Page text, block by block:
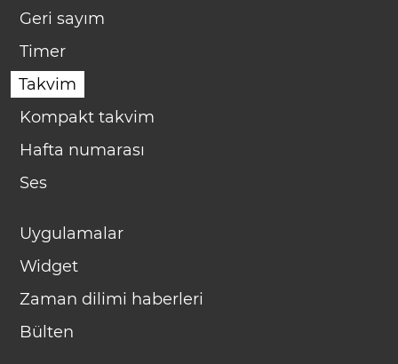
Geri sayım
Timer
Takvim
Kompakt takvim
Hafta numarası
Ses
Uygulamalar
Widget
Zaman dilimi haberleri
Bülten